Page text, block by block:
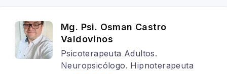
Mg. Psi. Osman Castro
Valdovinos
Psicoterapeuta Adultos.
Neuropsicólogo. Hipnoterapeuta